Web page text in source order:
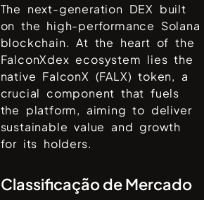
The next-generation DEX built
on the high-performance Solana
blockchain. At the heart of the
FalconXdex ecosystem lies the
native FalconX (FALX) token, a
crucial component that fuels
the platform, aiming to deliver
sustainable value and growth
for its holders.
Classificação de Mercado